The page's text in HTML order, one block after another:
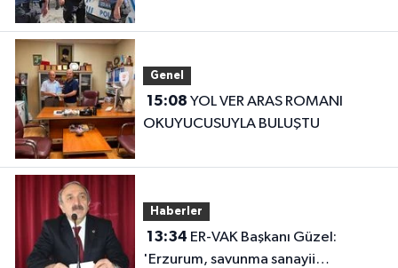
Genel
15:08
OKUYUCUSUYLA BULUŞTU
Haberler
13:34
'Erzurum, savunma sanayii